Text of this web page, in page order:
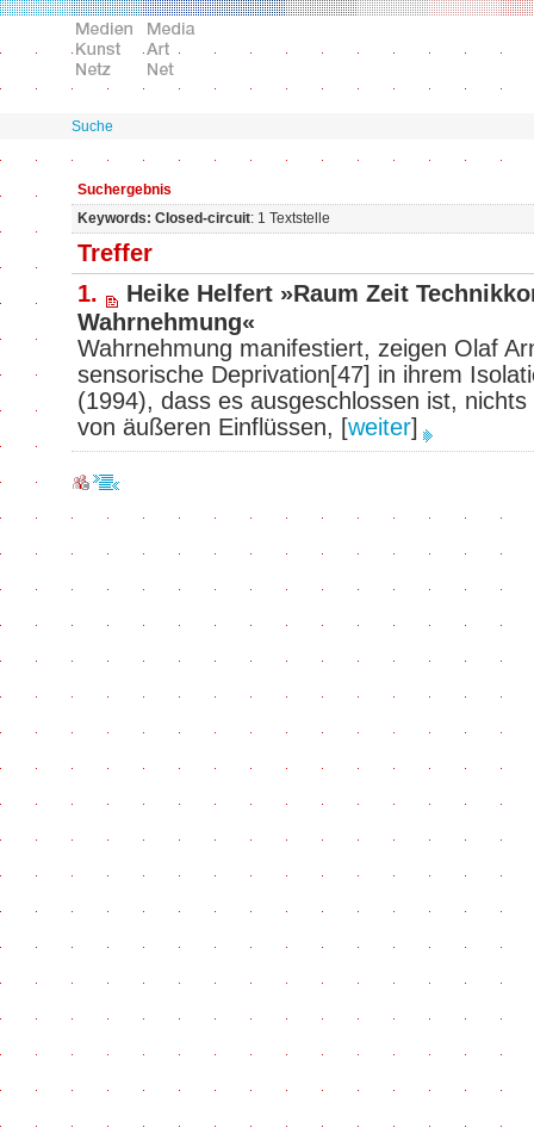
Suche
Suchergebnis
Keywords: Closed-circuit: 1 Textstelle
Treffer
1.
Heike Helfert »Raum Zeit
Wahrnehmung«
Wahrnehmung manifestiert, zeigen Olaf
sensorische Deprivation[47] in ihrem
(1994), dass es ausgeschlossen ist,
von äußeren Einflüssen, [weiter]